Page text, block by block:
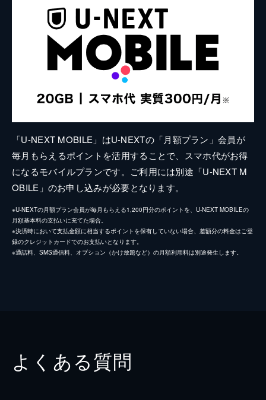
「U-NEXT MOBILE」はU-NEXTの「月額プラン」会員が
毎月もらえるポイントを活用することで、スマホ代がお得
になるモバイルプランです。ご利用には別途「U-NEXT M
OBILE」のお申し込みが必要となります。
※U-NEXTの月額プラン会員が毎月もらえる1,200円分のポイントを、U-NEXT MOBILEの
月額基本料の支払いに充てた場合。
※決済時において支払金額に相当するポイントを保有していない場合、差額分の料金はご登
録のクレジットカードでのお支払いとなります。
※通話料、SMS通信料、オプション（かけ放題など）の月額利用料は別途発生します。
よくある質問